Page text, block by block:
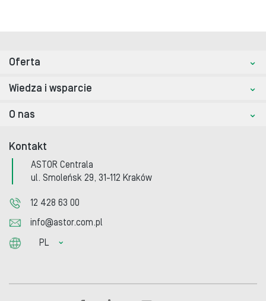
Oferta
Wiedza i wsparcie
O nas
Kontakt
ASTOR Centrala
ul. Smoleńsk 29, 31-112 Kraków
12 428 63 00
info@astor.com.pl
PL